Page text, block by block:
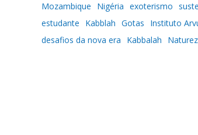
Mozambique
Nigéria exoterismo
estudante
Kabblah Gotas
Instituto
desafios da nova era
Kabbalah